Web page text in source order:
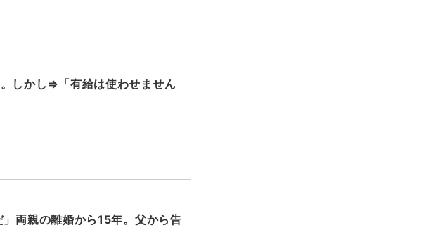
しかし⇒「有給は使わせません
両親の離婚から15年。父から告